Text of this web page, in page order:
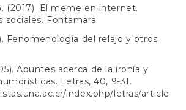
(2017). El meme en internet.
sociales. Fontamara.
Fenomenología del relajo y otros
Apuntes acerca de la ironía y
Letras, 40, 9-31.
index.php/letras/article